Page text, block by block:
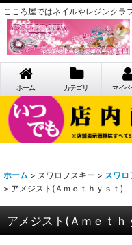
こころ屋ではネイルやレジンクラ
ホーム カテゴリ マイペ
ホーム > スワロフスキー > スワ
> アメジスト(Ａｍｅｔｈｙｓｔ)
アメジスト(Ａｍｅｔｈ